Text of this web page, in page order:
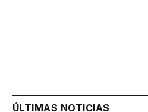
ÚLTIMAS NOTICIAS